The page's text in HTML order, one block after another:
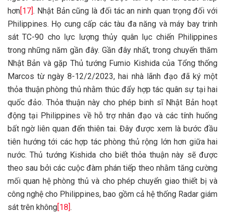
hơn[17]. Nhật Bản cũng là đối tác an ninh quan trọng đối với
Philippines. Họ cung cấp các tàu đa năng và máy bay trinh
sát TC-90 cho lực lượng thủy quân lục chiến Philippines
trong những năm gần đây. Gần đây nhất, trong chuyến thăm
Nhật Bản và gặp Thủ tướng Fumio Kishida của Tổng thống
Marcos từ ngày 8-12/2/2023, hai nhà lãnh đạo đã ký một
thỏa thuận phòng thủ nhằm thúc đẩy hợp tác quân sự tại hai
quốc đảo. Thỏa thuận này cho phép binh sĩ Nhật Bản hoạt
động tại Philippines về hỗ trợ nhân đạo và các tính huống
bất ngờ liên quan đến thiên tai. Đây được xem là bước đầu
tiên hướng tới các hợp tác phòng thủ rộng lớn hơn giữa hai
nước. Thủ tướng Kishida cho biết thỏa thuận này sẽ được
theo sau bởi các cuộc đàm phán tiếp theo nhằm tăng cường
mối quan hệ phòng thủ và cho phép chuyển giao thiết bị và
công nghệ cho Philippines, bao gồm cả hệ thống Radar giám
sát trên không[18].